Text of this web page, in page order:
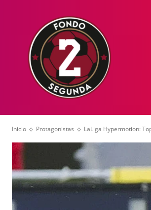
Inicio Protagonistas LaLiga Hypermotion: